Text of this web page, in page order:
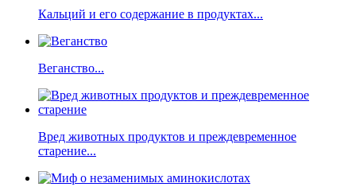
Кальций и его содержание в продуктах...
Веганство...
Вред животных продуктов и преждевременное
старение...